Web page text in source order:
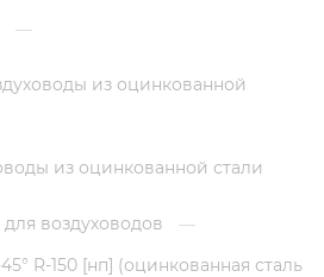
—
из оцинкованной
из оцинкованной стали
воздуховодов
—
R-150 [нп] (оцинкованная сталь